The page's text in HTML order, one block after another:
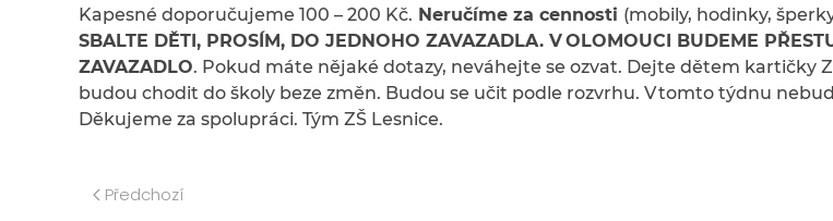
Kapesné doporučujeme 100 – 200 Kč. Neručíme za cennosti (mobily, hodinky,
SBALTE DĚTI, PROSÍM, DO JEDNOHO ZAVAZADLA. V OLOMOUCI BUDEME
ZAVAZADLO. Pokud máte nějaké dotazy, neváhejte se ozvat. Dejte dětem kartičky
budou chodit do školy beze změn. Budou se učit podle rozvrhu. V tomto týdnu
Děkujeme za spolupráci. Tým ZŠ Lesnice.
Předchozí